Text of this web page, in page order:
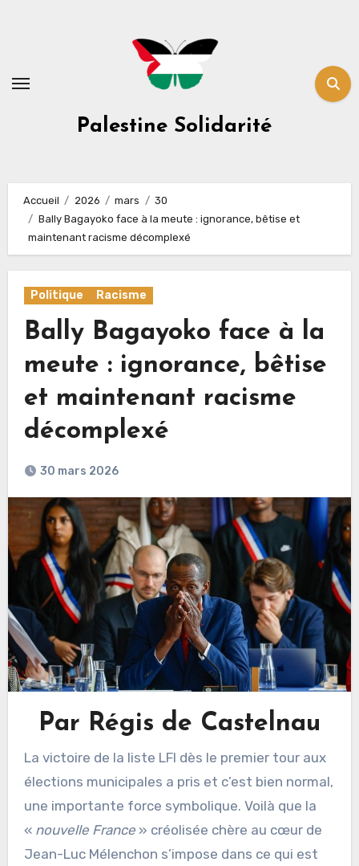
Palestine Solidarité
Accueil 2026 mars
30
Bally Bagayoko face à la meute : ignorance, bêtise et
maintenant racisme décomplexé
Politique Racisme
Bally Bagayoko face à la
meute : ignorance, bêtise
et maintenant racisme
décomplexé
30 mars 2026
Par Régis de Castelnau
La victoire de la liste LFI dès le premier tour aux
élections municipales a pris et c’est bien normal,
une importante force symbolique. Voilà que la
« nouvelle France» créolisée chère au cœur de
Jean-Luc Mélenchon s’impose dans ce qui est